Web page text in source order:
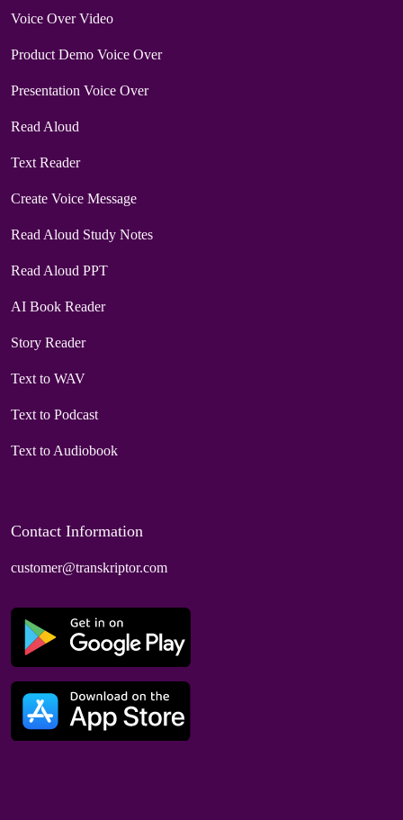
Voice Over Video
Product Demo Voice Over
Presentation Voice Over
Read Aloud
Text Reader
Create Voice Message
Read Aloud Study Notes
Read Aloud PPT
AI Book Reader
Story Reader
Text to WAV
Text to Podcast
Text to Audiobook
Contact Information
customer@transkriptor.com